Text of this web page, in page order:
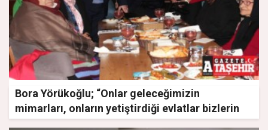
Bora Yörükoğlu; “Onlar geleceğimizin
mimarları, onların yetiştirdiği evlatlar bizlerin
geleceğini kurtaranlardır”